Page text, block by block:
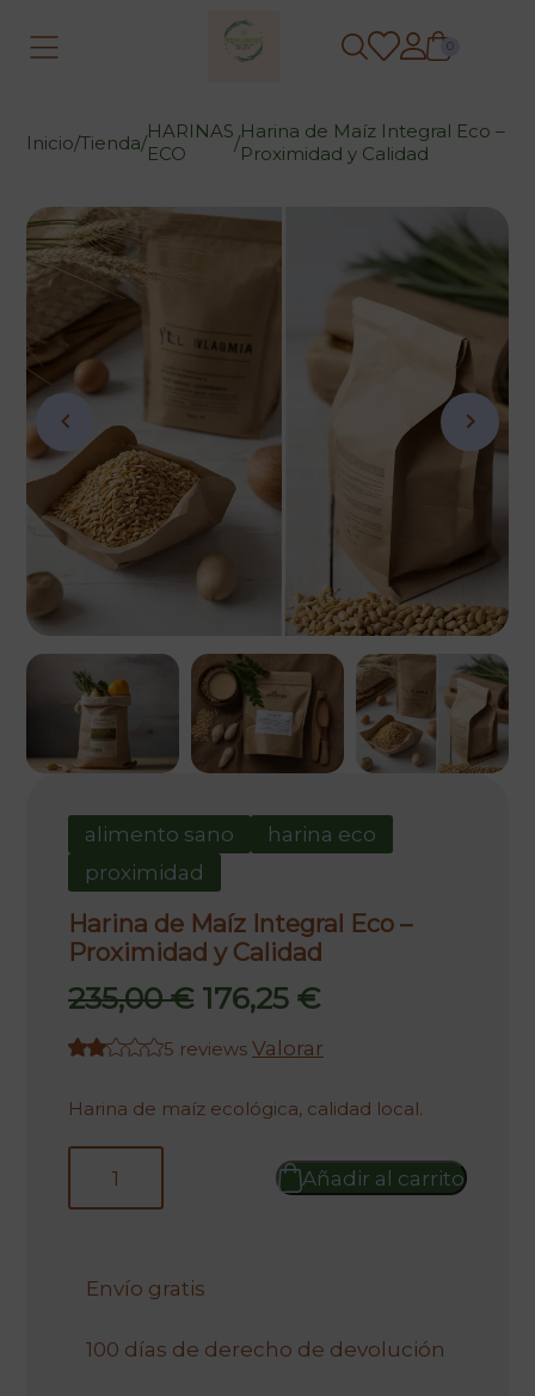
0
Inicio/Tienda/HARINAS
ECO
/Harina de Maíz Integral Eco –
Proximidad y Calidad
alimento sano
harina eco
proximidad
Harina de Maíz Integral Eco –
Proximidad y Calidad
235,00€ El
precio
era:
176,25 €El
precio
es:
5 reviews Valorar
Harina de maíz ecológica, calidad local.
Añadir al carrito
Envío gratis
100 días de derecho de devolución